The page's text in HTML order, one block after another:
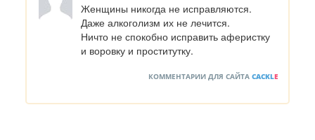
Женщины никогда не исправляются.
Даже алкоголизм их не лечится.
Ничто не спокобно исправить аферистку
и воровку и проститутку.
КОММЕНТАРИИ ДЛЯ САЙТА CACKLE